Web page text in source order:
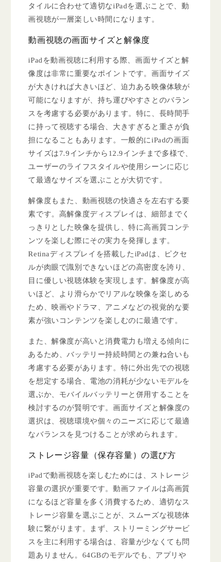
タイルに合わせて適切なiPadを選ぶことで、動
画視聴が一層楽しい時間になります。
動画視聴の画面サイズと解像度
iPadを動画視聴に利用する際、画面サイズと解
像度は非常に重要なポイントです。画面サイズ
が大きければ大きいほど、迫力ある映像体験が
可能になりますが、持ち運びやすさとのバラン
スを考慮する必要があります。特に、長時間手
に持って視聴する場合、大きすぎると重さが負
担になることもあります。一般的にiPadの画面
サイズは7.9インチから12.9インチまで多様で、
ユーザーのライフスタイルや使用シーンに応じ
て最適なサイズを選ぶことが大切です。
解像度もまた、動画視聴の快適さを左右する要
素です。高解像度ディスプレイは、細部までく
っきりとした映像を提供し、特に高画質コンテ
ンツを楽しむ際にその実力を発揮します。
Retinaディスプレイを搭載したiPadは、ピクセ
ルが肉眼で識別できないほどの高密度を誇り、
目に優しい視聴体験を実現します。解像度が高
いほど、より滑らかでリアルな映像を楽しめる
ため、映画やドラマ、アニメなどの視覚的な要
素が強いコンテンツを楽しむのに最適です。
また、解像度が高いと消費電力も増える傾向に
あるため、バッテリー持続時間との兼ね合いも
考慮する必要があります。特に外出先での視聴
を想定する場合、電池の消耗が少ないモデルを
選ぶか、モバイルバッテリーと併用することを
検討するのが賢明です。画面サイズと解像度の
選択は、視聴環境や個々のニーズに応じて最適
なバランスを見つけることが求められます。
ストレージ容量（保存容量）の選び方
iPadで動画視聴を楽しむためには、ストレージ
容量の選択が重要です。動画ファイルは高画質
になるほど容量を多く消費するため、適切なス
トレージ容量を選ぶことが、スムーズな視聴体
験に繋がります。まず、ストリーミングサービ
スを主に利用する場合は、容量が少なくても問
題ありません。64GBのモデルでも、アプリや